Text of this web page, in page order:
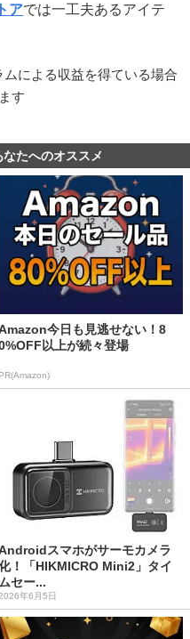
アでは一工夫あるアイテ
による収益を得ている場合
す
たへのオススメ
今日も見逃せない！8
以上が続々登場
PR(Amazon)
スマホがサーモカメラ
！「HIKMICRO Mini2」タイ
ムセー...
年6月5日